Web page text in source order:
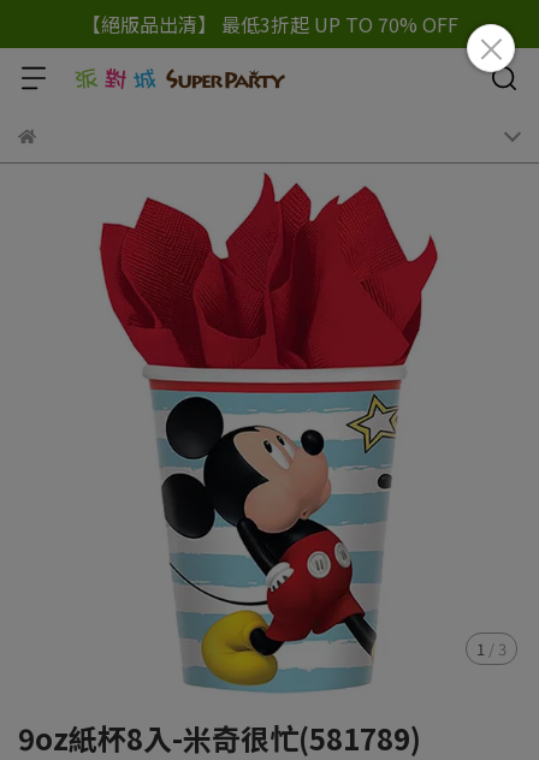
【絕版品出清】 最低3折起 UP TO 70% OFF
1 / 3
9oz紙杯8入-米奇很忙(581789)